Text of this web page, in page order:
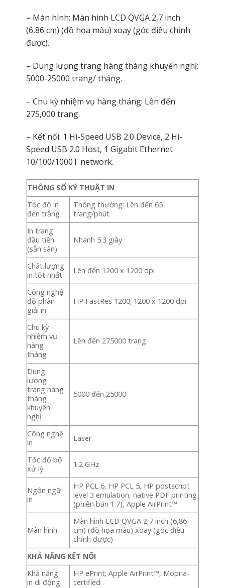
– Màn hình: Màn hình LCD QVGA 2,7 inch
(6,86 cm) (đồ họa màu) xoay (góc điều chỉnh
được).
– Dung lượng trang hàng tháng khuyến nghị:
5000-25000 trang/ tháng.
– Chu kỳ nhiệm vụ hàng tháng: Lên đến
275,000 trang.
– Kết nối: 1 Hi-Speed USB 2.0 Device, 2 Hi-
Speed USB 2.0 Host, 1 Gigabit Ethernet
10/100/1000T network.
THÔNG SỐ KỸ THUẬT IN
Tốc độ in
đen trắng
Thông thường: Lên đến 65
trang/phút
In trang
đầu tiên
(sẵn sàn)
Nhanh 5.3 giây
Chất lượng
in tốt nhất
Lên đến 1200 x 1200 dpi
Công nghệ
độ phân
giải in
HP FastRes 1200; 1200 x 1200 dpi
Chu kỳ
nhiệm vụ
hàng
tháng
Lên đến 275000 trang
Dung
lượng
trang hàng
tháng
khuyến
nghị
5000 đến 25000
Công nghệ
in
Laser
Tốc độ bộ
xử lý
1.2 GHz
Ngôn ngữ
in
HP PCL 6, HP PCL 5, HP postscript
level 3 emulation, native PDF printing
(phiên bản 1.7), Apple AirPrint™
Màn hình
Màn hình LCD QVGA 2,7 inch (6,86
cm) (đồ họa màu) xoay (góc điều
chỉnh được)
KHẢ NĂNG KẾT NỐI
Khả năng
in di động
HP ePrint; Apple AirPrint™, Mopria-
certified